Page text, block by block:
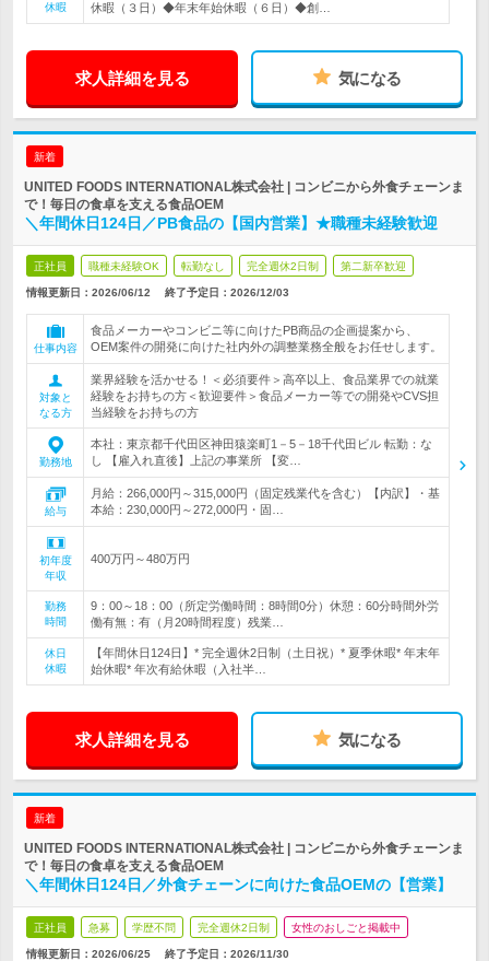
休暇
休暇（３日）◆年末年始休暇（６日）◆創…
求人詳細を見る 気になる
新着
UNITED FOODS INTERNATIONAL株式会社 | コンビニから外食チェーンま
で！毎日の食卓を支える食品OEM
＼年間休日124日／PB食品の【国内営業】★職種未経験歓迎
正社員 職種未経験OK 転勤なし 完全週休2日制 第二新卒歓迎
情報更新日：2026/06/12 終了予定日： 2026/12/03
仕事内容
食品メーカーやコンビニ等に向けたPB商品の企画提案から、
OEM案件の開発に向けた社内外の調整業務全般をお任せします。
対象と
なる方
業界経験を活かせる！＜必須要件＞高卒以上、食品業界での就業
経験をお持ちの方＜歓迎要件＞食品メーカー等での開発やCVS担
当経験をお持ちの方
勤務地
本社：東京都千代田区神田猿楽町1－5－18千代田ビル 転勤：な
し 【雇入れ直後】上記の事業所 【変…
給与
月給：266,000円～315,000円（固定残業代を含む）【内訳】・基
本給：230,000円～272,000円・固…
初年度
年収
400万円～480万円
勤務
時間
9：00～18：00（所定労働時間：8時間0分）休憩：60分時間外労
働有無：有（月20時間程度）残業…
休日
休暇
【年間休日124日】* 完全週休2日制（土日祝）* 夏季休暇* 年末年
始休暇* 年次有給休暇（入社半…
求人詳細を見る 気になる
新着
UNITED FOODS INTERNATIONAL株式会社 | コンビニから外食チェーンま
で！毎日の食卓を支える食品OEM
＼年間休日124日／外食チェーンに向けた食品OEMの【営業】
正社員 急募 学歴不問 完全週休2日制 女性のおしごと掲載中
情報更新日：2026/06/25 終了予定日： 2026/11/30